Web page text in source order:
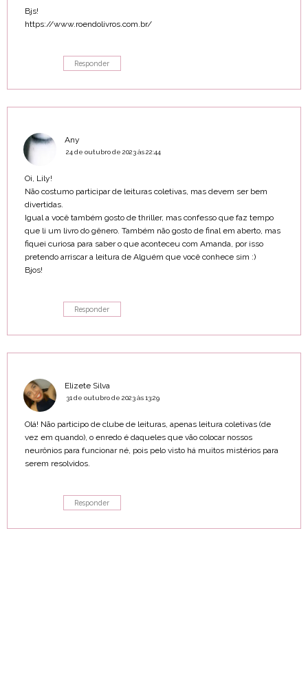
Bjs!
https://www.roendolivros.com.br/
Responder
Any
24 de outubro de 2023 às 22:44
Oi, Lily!
Não costumo participar de leituras coletivas, mas devem ser bem
divertidas.
Igual a você também gosto de thriller, mas confesso que faz tempo
que li um livro do gênero. Também não gosto de final em aberto, mas
fiquei curiosa para saber o que aconteceu com Amanda, por isso
pretendo arriscar a leitura de Alguém que você conhece sim :)
Bjos!
Responder
Elizete Silva
31 de outubro de 2023 às 13:29
Olá! Não participo de clube de leituras, apenas leitura coletivas (de
vez em quando), o enredo é daqueles que vão colocar nossos
neurônios para funcionar né, pois pelo visto há muitos mistérios para
serem resolvidos.
Responder